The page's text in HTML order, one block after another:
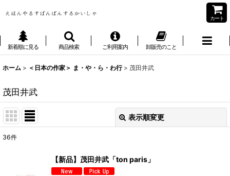
カート
新着順に見る 商品検索 ご利用案内 卸販売のこと
ホーム > ＜日本の作家＞ ま・や・ら・わ行 > 茂田井武
茂田井武
表示順変更
36件
【新品】茂田井武「ton paris」